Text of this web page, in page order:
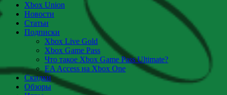
Xbox Union
Новости
Статьи
Подписки
Xbox Live Gold
Xbox Game Pass
Что такое Xbox Game Pass Ultimate?
EA Access на Xbox One
Скидки
Обзоры